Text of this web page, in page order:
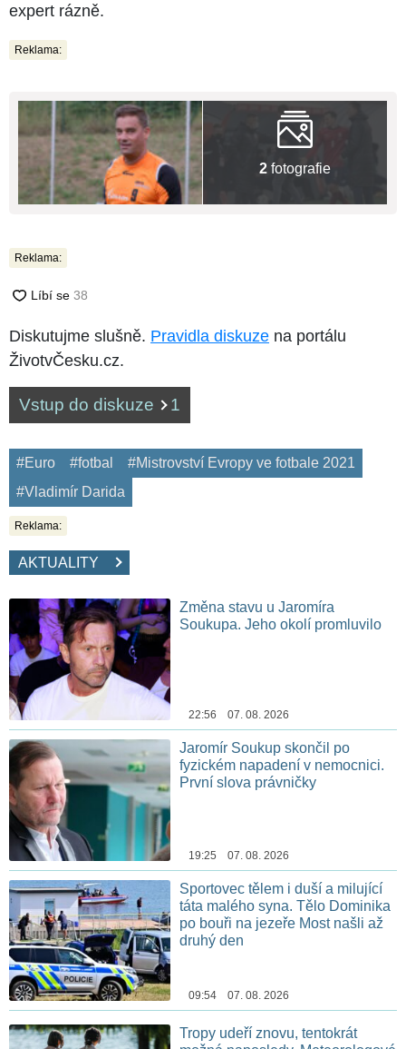
expert rázně.
Reklama:
2 fotografie
Reklama:
Diskutujme slušně. Pravidla diskuze na portálu
ŽivotvČesku.cz.
Vstup do diskuze 1
#Euro #fotbal
#Mistrovství Evropy ve fotbale 2021
#Vladimír Darida
Reklama:
AKTUALITY
Změna stavu u Jaromíra
Soukupa. Jeho okolí promluvilo
22:56 07. 08. 2026
Jaromír Soukup skončil po
fyzickém napadení v nemocnici.
První slova právničky
19:25 07. 08. 2026
Sportovec tělem i duší a milující
táta malého syna. Tělo Dominika
po bouři na jezeře Most našli až
druhý den
09:54 07. 08. 2026
Tropy udeří znovu, tentokrát